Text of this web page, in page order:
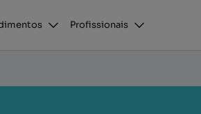
Profissionais